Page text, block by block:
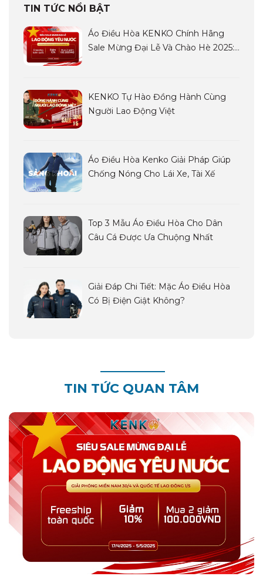
TIN TỨC NỔI BẬT
Áo Điều Hòa KENKO Chính Hãng
Sale Mừng Đại Lễ Và Chào Hè 2025:
KENKO Tự Hào Đồng Hành Cùng
Người Lao Động Việt
Áo Điều Hòa Kenko Giải Pháp Giúp
Chống Nóng Cho Lái Xe, Tài Xế
Top 3 Mẫu Áo Điều Hòa Cho Dân
Câu Cá Được Ưa Chuộng Nhất
Giải Đáp Chi Tiết: Mặc Áo Điều Hòa
Có Bị Điện Giật Không?
TIN TỨC QUAN TÂM